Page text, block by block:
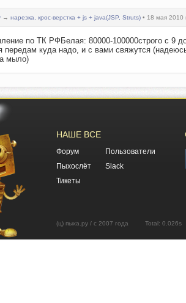
→ нарезка, крос-верстка + js + java(JSP, Struts) • 18 мая 2010
по ТК РФБелая: 80000-100000строго с 9
передам куда надо, и с вами свяжутся
мыло)
НАШЕ ВСЕ
Форум
Пользователи
Пыхослёт
Slack
Тикеты
(ц) пыха.ру / с 2007 года Total: